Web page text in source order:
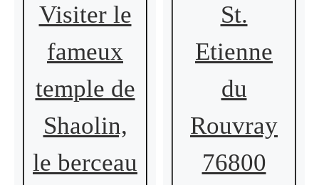
Visiter le
fameux
temple de
Shaolin,
le berceau
St.
Etienne
du
Rouvray
76800